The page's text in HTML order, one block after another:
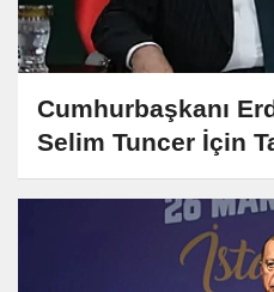
Cumhurbaşkanı
Selim Tuncer İçin